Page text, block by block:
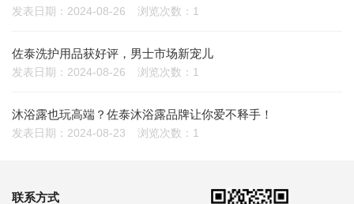
发表日期：2024-08-26 浏览次数：1
佐泰洗护用品获好评，男士市场新宠儿
发表日期：2024-08-26 浏览次数：1
沐浴露也玩高端？佐泰沐浴露品牌让你爱不释手！
发表日期：2024-08-23 浏览次数：1
联系方式